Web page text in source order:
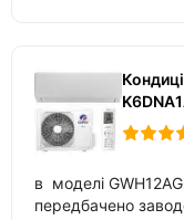
в моделі
передбачено